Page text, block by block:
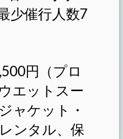
少催行人数7
円（プロ
エットスー
ャケット・
ンタル、保